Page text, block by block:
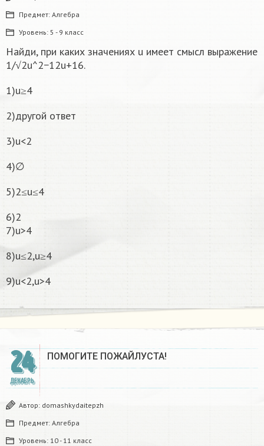
Предмет: Алгебра
Уровень: 5 - 9 класс
Найди, при каких значениях u имеет смысл выражение
1/√2u^2−12u+16.
1)u≥4
2)другой ответ
3)u<2
4)∅
5)2≤u≤4
6)2
7)u>4
8)u≤2,u≥4
9)u<2,u>4
24
ДЕКАБРЬ
ПОМОГИТЕ ПОЖАЙЛУСТА!
Автор: domashkydaitepzh
Предмет: Алгебра
Уровень: 10 - 11 класс